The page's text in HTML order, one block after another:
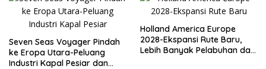
Seven Seas Voyager Pindah
ke Eropa Utara-Peluang
Industri Kapal Pesiar dan
Holland America Europe
2028-Ekspansi Rute Baru,
Lebih Banyak Pelabuhan dan